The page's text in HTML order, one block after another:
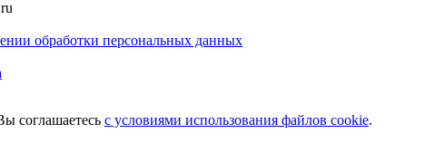
обработки персональных данных
соглашаетесь с условиями использования файлов cookie.